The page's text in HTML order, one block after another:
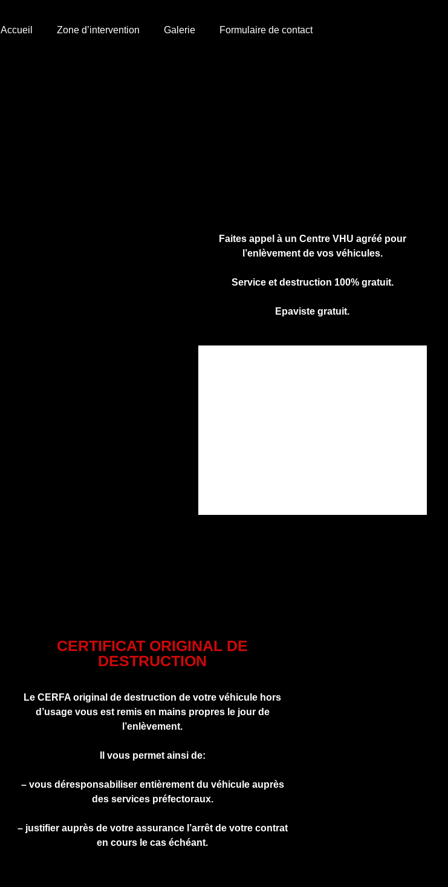
Accueil Zone d’intervention Galerie Formulaire de contact
Faites appel à un Centre VHU agréé pour
l’enlèvement de vos véhicules.
Service et destruction 100% gratuit.
Epaviste gratuit.
CERTIFICAT ORIGINAL DE
DESTRUCTION
Le CERFA original de destruction de votre véhicule hors
d’usage vous est remis en mains propres le jour de
l’enlèvement.
Il vous permet ainsi de:
– vous déresponsabiliser entièrement du véhicule auprès
des services préfectoraux.
– justifier auprès de votre assurance l’arrêt de votre contrat
en cours le cas échéant.